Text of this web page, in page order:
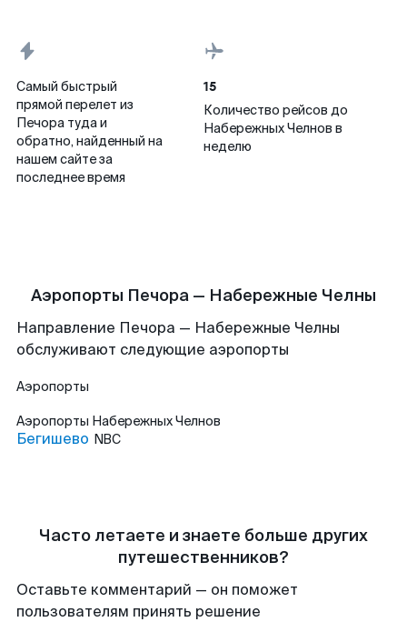
Самый быстрый
прямой перелет из
Печора туда и
обратно, найденный на
нашем сайте за
последнее время
15
Количество рейсов до
Набережных Челнов в
неделю
Аэропорты Печора — Набережные Челны
Направление Печора — Набережные Челны
обслуживают следующие аэропорты
Аэропорты
Аэропорты Набережных Челнов
Бегишево NBC
Часто летаете и знаете больше других
путешественников?
Оставьте комментарий — он поможет
пользователям принять решение